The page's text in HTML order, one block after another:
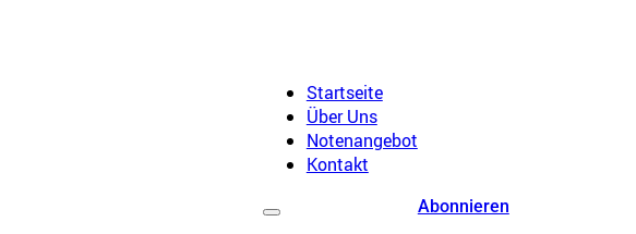
Startseite
Über Uns
Notenangebot
Kontakt
Abonnieren